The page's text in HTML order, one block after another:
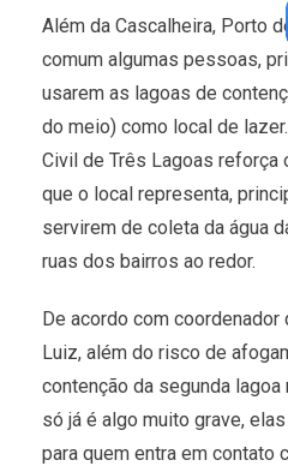
Além da Cascalheira, Porto
comum algumas pessoas,
usarem as lagoas de
do meio) como local de
Civil de Três Lagoas reforça
que o local representa,
servirem de coleta da água
ruas dos bairros ao redor.
De acordo com
Luiz, além do risco de
contenção da segunda
só já é algo muito grave,
para quem entra em contato